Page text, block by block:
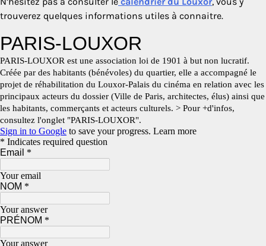
trouverez quelques informations utiles à connaitre.